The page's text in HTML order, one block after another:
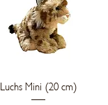
Luchs Mini (20 cm)